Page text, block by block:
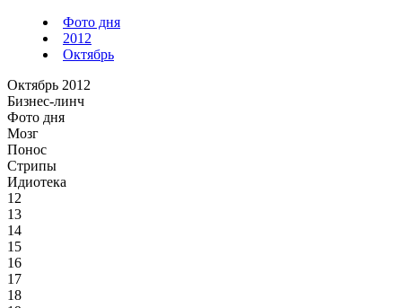
Фото дня
2012
Октябрь
Октябрь 2012
Бизнес-линч
Фото дня
Мозг
Понос
Стрипы
Идиотека
12
13
14
15
16
17
18